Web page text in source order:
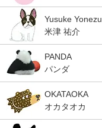
Yusuke Yonezu
米津 祐介
PANDA
パンダ
OKATAOKA
オカタオカ